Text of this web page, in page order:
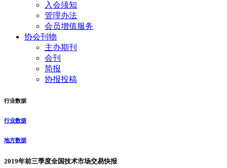
入会须知
管理办法
会员增值服务
协会刊物
主办期刊
会刊
简报
协报投稿
行业数据
行业数据
地方数据
2019年前三季度全国技术市场交易快报